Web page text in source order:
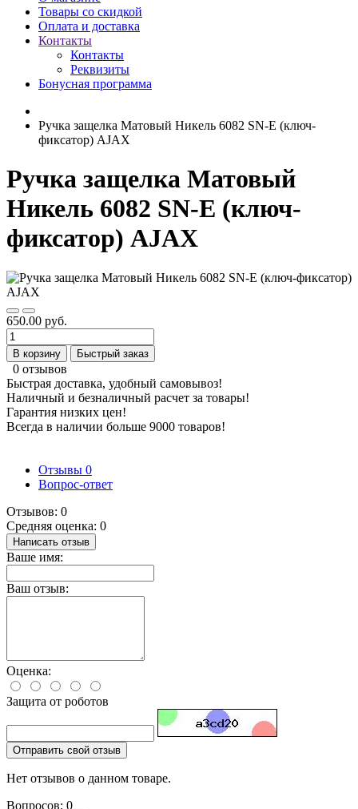
Товары со скидкой
Оплата и доставка
Контакты
Контакты
Реквизиты
Бонусная программа
Ручка защелка Матовый Никель 6082 SN-Е (ключ-
фиксатор) AJAX
Ручка защелка Матовый
Никель 6082 SN-Е (ключ-
фиксатор) AJAX
650.00 руб.
В корзину Быстрый заказ
0 отзывов
Быстрая доставка, удобный самовывоз!
Наличный и безналичный расчет за товары!
Гарантия низких цен!
Всегда в наличии больше 9000 товаров!
Отзывы 0
Вопрос-ответ
Отзывов: 0
Средняя оценка: 0
Написать отзыв
Ваше имя:
Ваш отзыв:
Оценка:
Защита от роботов
Отправить свой отзыв
Нет отзывов о данном товаре.
Вопросов: 0